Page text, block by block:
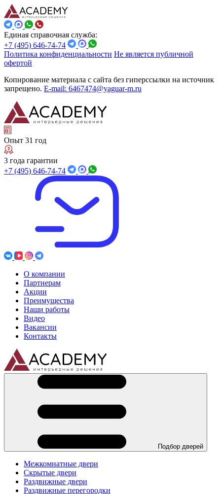
Единая справочная служба:
+7 (495) 646-74-74
Политика конфиденциальности Не является публичной
офертой
Копирование материала с сайта без гиперссылки на источник
запрещено. E-mail: 6467474@yaguar-m.ru
Опыт 31 год
3 года гарантии
+7 (495) 646-74-74
О компании
Партнерам
Акции
Преимущества
Наши работы
Видео
Вакансии
Контакты
Подбор дверей
Межкомнатные двери
Скрытые двери
Раздвижные двери
Раздвижные перегородки